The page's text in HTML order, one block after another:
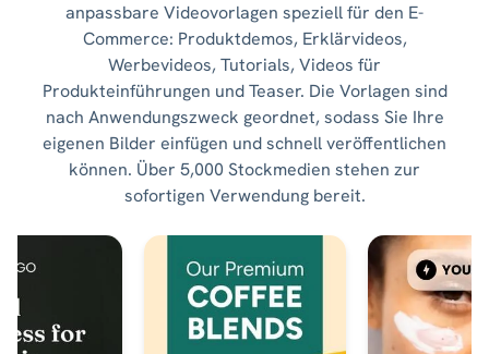
anpassbare Videovorlagen speziell für den E-
Commerce: Produktdemos, Erklärvideos,
Werbevideos, Tutorials, Videos für
Produkteinführungen und Teaser. Die Vorlagen sind
nach Anwendungszweck geordnet, sodass Sie Ihre
eigenen Bilder einfügen und schnell veröffentlichen
können. Über 5,000 Stockmedien stehen zur
sofortigen Verwendung bereit.